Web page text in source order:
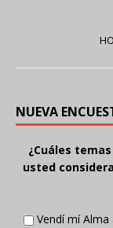
NUEVA
¿Cuáles
usted
Vendí mí Alma